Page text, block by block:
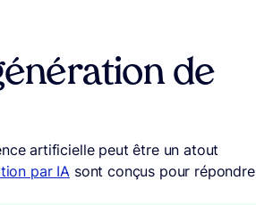
de
artificielle peut être un atout
par IA sont conçus pour répondre